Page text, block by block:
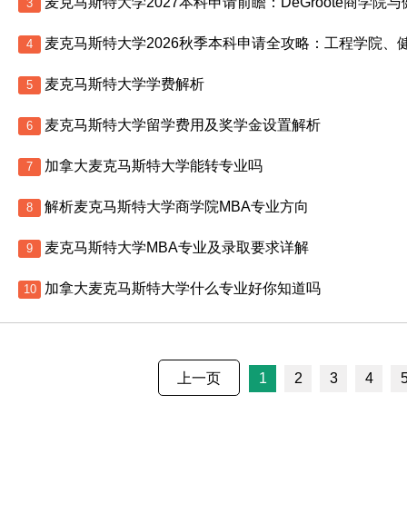
3
4
5 麦克马斯特大学学费解析
6 麦克马斯特大学留学费用及奖学金设置解析
7 加拿大麦克马斯特大学能转专业吗
8 解析麦克马斯特大学商学院MBA专业方向
9 麦克马斯特大学MBA专业及录取要求详解
10 加拿大麦克马斯特大学什么专业好你知道吗
上一页 1 2 3 4